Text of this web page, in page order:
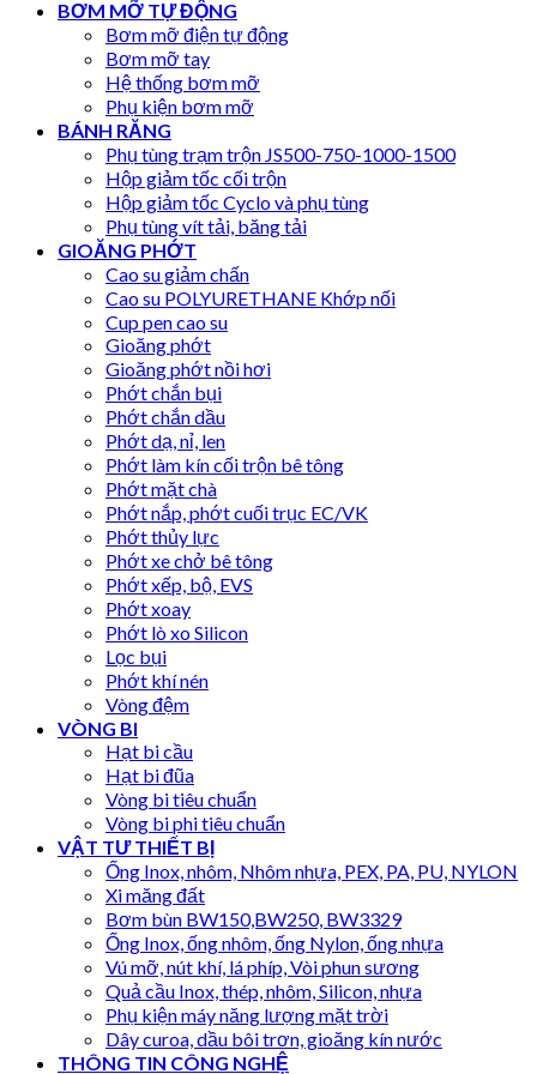
BƠM MỠ TỰ ĐỘNG
Bơm mỡ điện tự động
Bơm mỡ tay
Hệ thống bơm mỡ
Phụ kiện bơm mỡ
BÁNH RĂNG
Phụ tùng trạm trộn JS500-750-1000-1500
Hộp giảm tốc cối trộn
Hộp giảm tốc Cyclo và phụ tùng
Phụ tùng vít tải, băng tải
GIOĂNG PHỚT
Cao su giảm chấn
Cao su POLYURETHANE Khớp nối
Cup pen cao su
Gioăng phớt
Gioăng phớt nồi hơi
Phớt chắn bụi
Phớt chắn dầu
Phớt dạ, nỉ, len
Phớt làm kín cối trộn bê tông
Phớt mặt chà
Phớt nắp, phớt cuối trục EC/VK
Phớt thủy lực
Phớt xe chở bê tông
Phớt xếp, bộ, EVS
Phớt xoay
Phớt lò xo Silicon
Lọc bụi
Phớt khí nén
Vòng đệm
VÒNG BI
Hạt bi cầu
Hạt bi đũa
Vòng bi tiêu chuẩn
Vòng bi phi tiêu chuẩn
VẬT TƯ THIẾT BỊ
Ống Inox, nhôm, Nhôm nhựa, PEX, PA, PU, NYLON
Xi măng đất
Bơm bùn BW150,BW250, BW3329
Ống Inox, ống nhôm, ống Nylon, ống nhựa
Vú mỡ, nút khí, lá phíp, Vòi phun sương
Quả cầu Inox, thép, nhôm, Silicon, nhựa
Phụ kiện máy năng lượng mặt trời
Dây curoa, dầu bôi trơn, gioăng kín nước
THÔNG TIN CÔNG NGHỆ